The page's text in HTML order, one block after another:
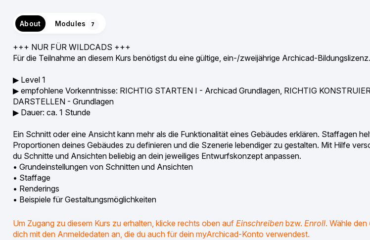
About Modules 7
+++ NUR FÜR WILDCADS +++
Für die Teilnahme an diesem Kurs benötigst du eine gültige, ein-/zweijährige Archicad-Bildungslizenz.
▶︎ Level 1
▶︎ empfohlene Vorkenntnisse: RICHTIG STARTEN I - Archicad Grundlagen, RICHTIG
DARSTELLEN - Grundlagen
▶︎ Dauer: ca. 1 Stunde
Ein Schnitt oder eine Ansicht kann mehr als die Funktionalität eines Gebäudes erklären. Staffagen
Proportionen deines Gebäudes zu definieren und die Szenerie lebendiger zu gestalten. Mit Hilfe
du Schnitte und Ansichten beliebig an dein jeweiliges Entwurfskonzept anpassen.
• Grundeinstellungen von Schnitten und Ansichten
• Staffage
• Renderings
• Beispiele für Gestaltungsmöglichkeiten
Um Zugang zu diesem Kurs zu erhalten, klicke rechts oben auf Einschreiben bzw. Enroll. Wähle den
dich mit den Anmeldedaten an, die du auch für dein myArchicad-Konto verwendest.